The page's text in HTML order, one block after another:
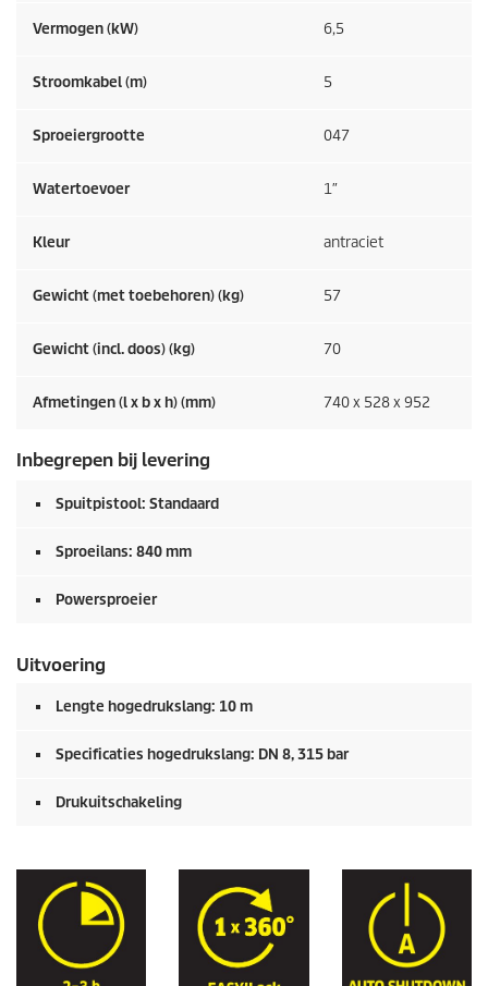
Vermogen (kW) 6,5
Stroomkabel (m) 5
Sproeiergrootte 047
Watertoevoer 1″
Kleur antraciet
Gewicht (met toebehoren) (kg) 57
Gewicht (incl. doos) (kg) 70
Afmetingen (l x b x h) (mm) 740 x 528 x 952
Inbegrepen bij levering
Spuitpistool: Standaard
Sproeilans: 840 mm
Powersproeier
Uitvoering
Lengte hogedrukslang: 10 m
Specificaties hogedrukslang: DN 8, 315 bar
Drukuitschakeling